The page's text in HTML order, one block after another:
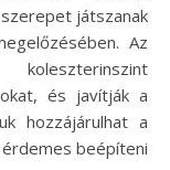
játszanak
Az
és javítják a
hozzájárulhat a
beépíteni